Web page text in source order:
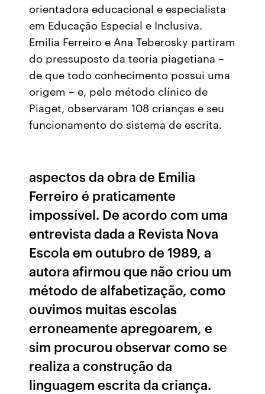
orientadora educacional e especialista
em Educação Especial e Inclusiva.
Emilia Ferreiro e Ana Teberosky partiram
do pressuposto da teoria piagetiana –
de que todo conhecimento possui uma
origem – e, pelo método clínico de
Piaget, observaram 108 crianças e seu
funcionamento do sistema de escrita.
aspectos da obra de Emilia
Ferreiro é praticamente
impossível. De acordo com uma
entrevista dada a Revista Nova
Escola em outubro de 1989, a
autora afirmou que não criou um
método de alfabetização, como
ouvimos muitas escolas
erroneamente apregoarem, e
sim procurou observar como se
realiza a construção da
linguagem escrita da criança.